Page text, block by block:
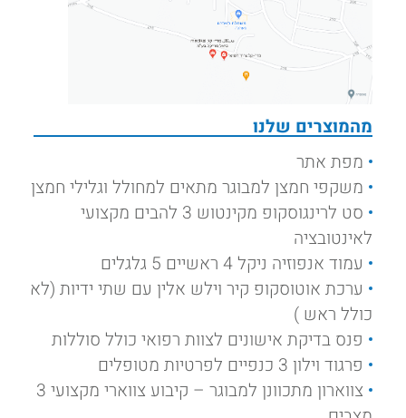
מהמוצרים שלנו
מפת אתר
משקפי חמצן למבוגר מתאים למחולל וגלילי חמצן
סט לרינגוסקופ מקינטוש 3 להבים מקצועי
לאינטובציה
עמוד אנפוזיה ניקל 4 ראשיים 5 גלגלים
ערכת אוטוסקופ קיר וילש אלין עם שתי ידיות (לא
כולל ראש )
פנס בדיקת אישונים לצוות רפואי כולל סוללות
פרגוד וילון 3 כנפיים לפרטיות מטופלים
צווארון מתכוונן למבוגר – קיבוע צווארי מקצועי 3